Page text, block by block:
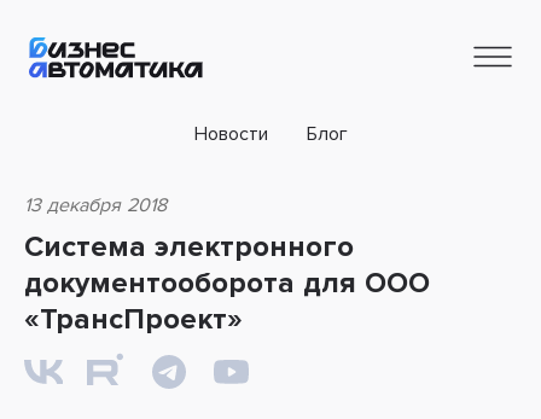
Новости Блог
13 декабря 2018
Система электронного
документооборота для ООО
«ТрансПроект»